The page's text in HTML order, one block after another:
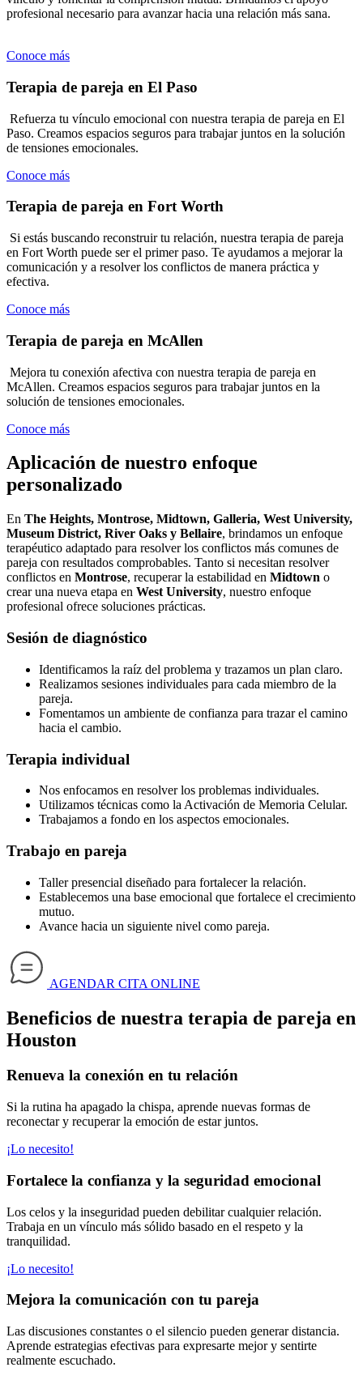
profesional necesario para avanzar hacia una relación más sana.
Conoce más
Terapia de pareja en El Paso
Refuerza tu vínculo emocional con nuestra terapia de pareja en El
Paso. Creamos espacios seguros para trabajar juntos en la solución
de tensiones emocionales.
Conoce más
Terapia de pareja en Fort Worth
Si estás buscando reconstruir tu relación, nuestra terapia de pareja
en Fort Worth puede ser el primer paso. Te ayudamos a mejorar la
comunicación y a resolver los conflictos de manera práctica y
efectiva.
Conoce más
Terapia de pareja en McAllen
Mejora tu conexión afectiva con nuestra terapia de pareja en
McAllen. Creamos espacios seguros para trabajar juntos en la
solución de tensiones emocionales.
Conoce más
Aplicación de nuestro enfoque
personalizado
En The Heights, Montrose, Midtown, Galleria, West University,
Museum District, River Oaks y Bellaire, brindamos un enfoque
terapéutico adaptado para resolver los conflictos más comunes de
pareja con resultados comprobables. Tanto si necesitan resolver
conflictos en Montrose, recuperar la estabilidad en Midtown o
crear una nueva etapa en West University, nuestro enfoque
profesional ofrece soluciones prácticas.
Sesión de diagnóstico
Identificamos la raíz del problema y trazamos un plan claro.
Realizamos sesiones individuales para cada miembro de la
pareja.
Fomentamos un ambiente de confianza para trazar el camino
hacia el cambio.
Terapia individual
Nos enfocamos en resolver los problemas individuales.
Utilizamos técnicas como la Activación de Memoria Celular.
Trabajamos a fondo en los aspectos emocionales.
Trabajo en pareja
Taller presencial diseñado para fortalecer la relación.
Establecemos una base emocional que fortalece el crecimiento
mutuo.
Avance hacia un siguiente nivel como pareja.
AGENDAR CITA ONLINE
Beneficios de nuestra terapia de pareja en
Houston
Renueva la conexión en tu relación
Si la rutina ha apagado la chispa, aprende nuevas formas de
reconectar y recuperar la emoción de estar juntos.
¡Lo necesito!
Fortalece la confianza y la seguridad emocional
Los celos y la inseguridad pueden debilitar cualquier relación.
Trabaja en un vínculo más sólido basado en el respeto y la
tranquilidad.
¡Lo necesito!
Mejora la comunicación con tu pareja
Las discusiones constantes o el silencio pueden generar distancia.
Aprende estrategias efectivas para expresarte mejor y sentirte
realmente escuchado.